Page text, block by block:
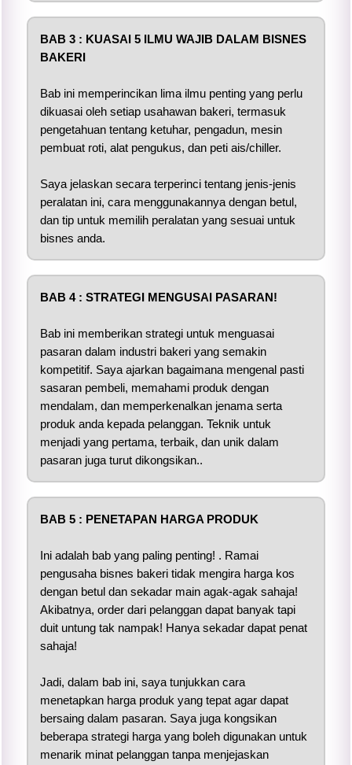
BAB 3 : KUASAI 5 ILMU WAJIB DALAM BISNES
BAKERI
Bab ini memperincikan lima ilmu penting yang perlu
dikuasai oleh setiap usahawan bakeri, termasuk
pengetahuan tentang ketuhar, pengadun, mesin
pembuat roti, alat pengukus, dan peti ais/chiller.
Saya jelaskan secara terperinci tentang jenis-jenis
peralatan ini, cara menggunakannya dengan betul,
dan tip untuk memilih peralatan yang sesuai untuk
bisnes anda.
BAB 4 : STRATEGI MENGUSAI PASARAN!
Bab ini memberikan strategi untuk menguasai
pasaran dalam industri bakeri yang semakin
kompetitif. Saya ajarkan bagaimana mengenal pasti
sasaran pembeli, memahami produk dengan
mendalam, dan memperkenalkan jenama serta
produk anda kepada pelanggan. Teknik untuk
menjadi yang pertama, terbaik, dan unik dalam
pasaran juga turut dikongsikan..
BAB 5 : PENETAPAN HARGA PRODUK
Ini adalah bab yang paling penting! . Ramai
pengusaha bisnes bakeri tidak mengira harga kos
dengan betul dan sekadar main agak-agak sahaja!
Akibatnya, order dari pelanggan dapat banyak tapi
duit untung tak nampak! Hanya sekadar dapat penat
sahaja!
Jadi, dalam bab ini, saya tunjukkan cara
menetapkan harga produk yang tepat agar dapat
bersaing dalam pasaran. Saya juga kongsikan
beberapa strategi harga yang boleh digunakan untuk
menarik minat pelanggan tanpa menjejaskan